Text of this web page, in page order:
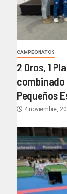
CAMPEONATOS
2 Oros, 1
combinado
Pequeños
4 noviembre,